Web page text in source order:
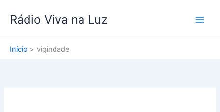
para
conteúdo
Rádio Viva na Luz
Início vigindade